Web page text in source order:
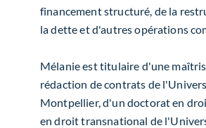
financement structuré, de la
la dette et d'autres opérations
Mélanie est titulaire d'une
rédaction de contrats de
Montpellier, d'un doctorat en
en droit transnational de